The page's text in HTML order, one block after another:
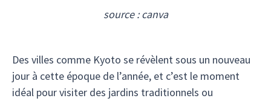
source : canva
Des villes comme Kyoto se révèlent sous un nouveau
jour à cette époque de l’année, et c’est le moment
idéal pour visiter des jardins traditionnels ou